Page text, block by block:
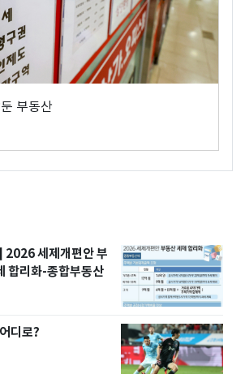
부동산
2026 세제개편안 부
합리화-종합부동산
디로?